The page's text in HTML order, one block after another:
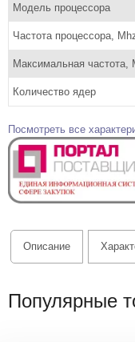
Модель процессора
Частота процессора,
Максимальная частота,
Количество ядер
Посмотреть все
Описание
Популярные